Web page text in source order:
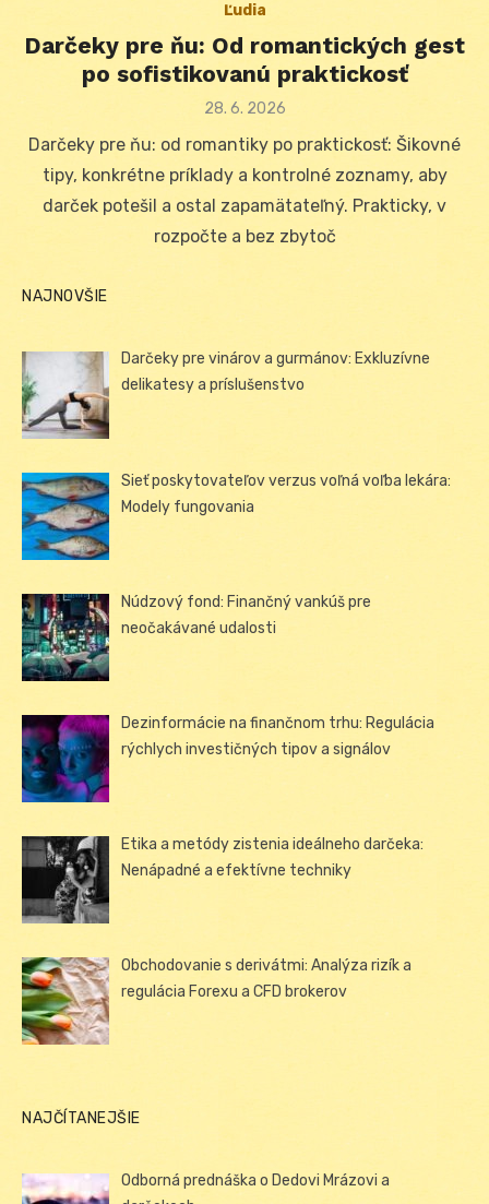
Ľudia
Darčeky pre ňu: Od romantických gest
po sofistikovanú praktickosť
Posted
28. 6. 2026
Darčeky pre ňu: od romantiky po praktickosť: Šikovné
tipy, konkrétne príklady a kontrolné zoznamy, aby
darček potešil a ostal zapamätateľný. Prakticky, v
rozpočte a bez zbytoč
NAJNOVŠIE
Darčeky pre vinárov a gurmánov: Exkluzívne
delikatesy a príslušenstvo
Sieť poskytovateľov verzus voľná voľba lekára:
Modely fungovania
Núdzový fond: Finančný vankúš pre
neočakávané udalosti
Dezinformácie na finančnom trhu: Regulácia
rýchlych investičných tipov a signálov
Etika a metódy zistenia ideálneho darčeka:
Nenápadné a efektívne techniky
Obchodovanie s derivátmi: Analýza rizík a
regulácia Forexu a CFD brokerov
NAJČÍTANEJŠIE
Odborná prednáška o Dedovi Mrázovi a